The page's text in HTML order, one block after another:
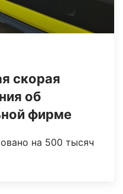
скорая
об
фирме
на 500 тысяч